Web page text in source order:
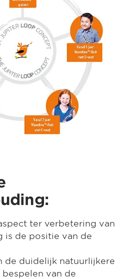
ter verbetering van
is de positie van de
de duidelijk natuurlijkere
van de